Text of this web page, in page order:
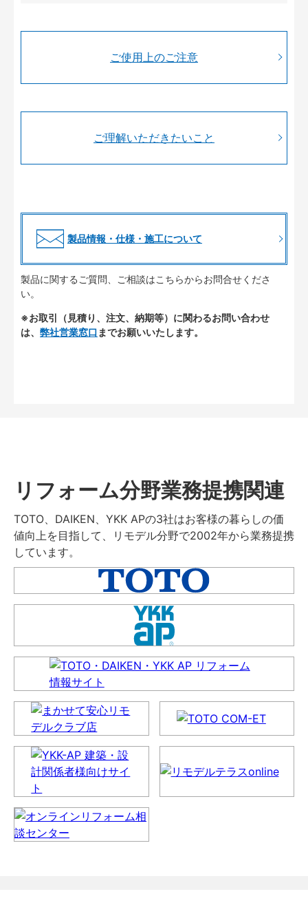
ご使用上のご注意
ご理解いただきたいこと
製品情報・仕様・施工について
製品に関するご質問、ご相談はこちらからお問合せくださ
い。
※お取引（見積り、注文、納期等）に関わるお問い合わせ
は、 弊社営業窓口 までお願いいたします。
リフォーム分野業務提携関連
TOTO、DAIKEN、YKK APの3社はお客様の暮らしの価
値向上を目指して、リモデル分野で2002年から業務提携
しています。